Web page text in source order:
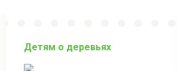
Детям о деревьях